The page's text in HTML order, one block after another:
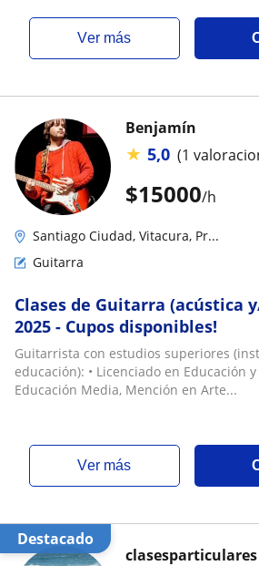
ver más
$15000/h
Benjamín
★ 5,0 (1
Santiago Ciudad, Vitacura, Pr...
Guitarra
Clases de Guitarra (acústica
2025 - Cupos disponibles!
Guitarrista con estudios superiores
educación): • Licenciado en Educación
Educación Media, Mención en Arte...
ver más
Destacado
clasesparticulares